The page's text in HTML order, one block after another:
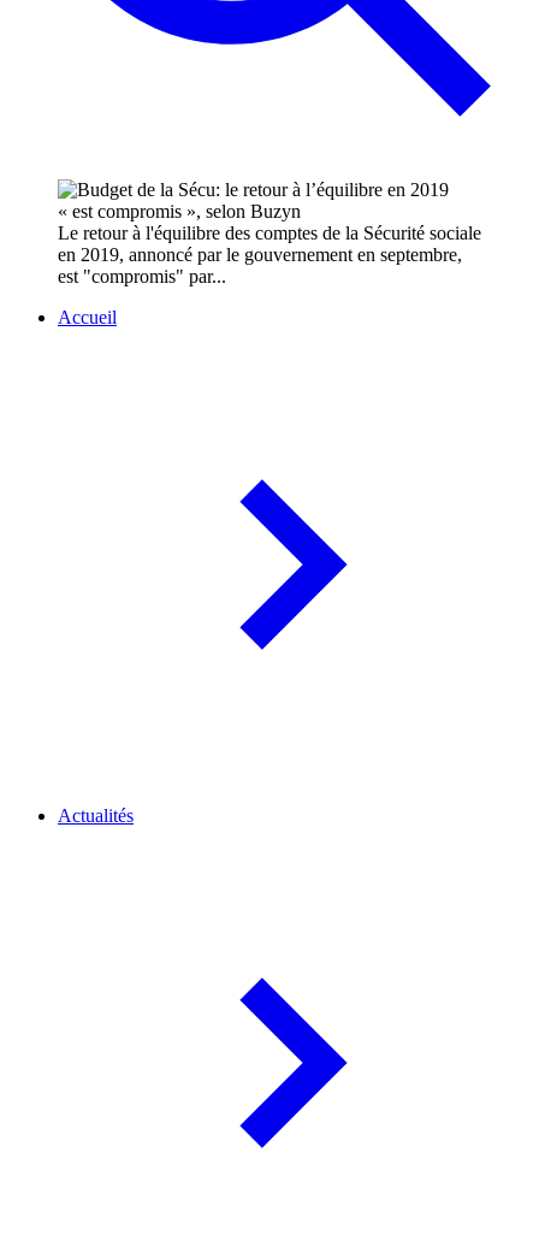
Le retour à l'équilibre des comptes de la Sécurité sociale
en 2019, annoncé par le gouvernement en septembre,
est "compromis" par...
Accueil
Actualités